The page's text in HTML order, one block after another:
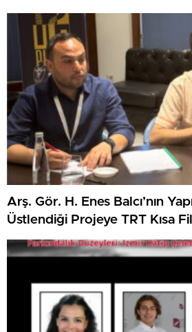
Arş. Gör. H. Enes Balcı’nın
Üstlendiği Projeye TRT Kısa